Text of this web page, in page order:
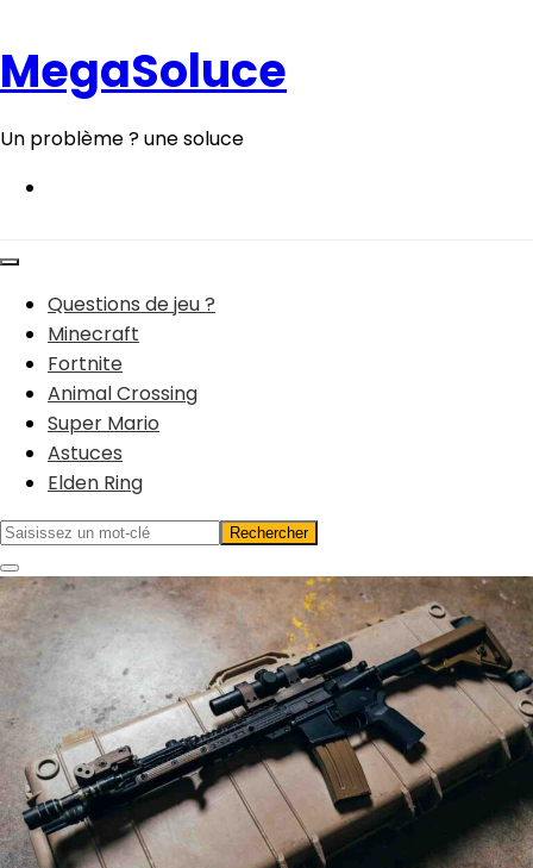
contenu
MegaSoluce
Un problème ? une soluce
Questions de jeu ?
Minecraft
Fortnite
Animal Crossing
Super Mario
Astuces
Elden Ring